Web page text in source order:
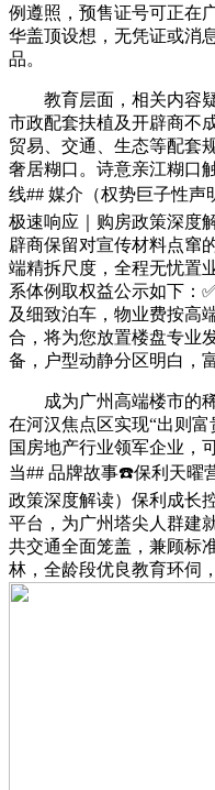
例遵照，预售证号可正在
华盖顶设想，无凭证或消
品。
教育层面，相关内容疑
市政配套扶植及开辟商不
贸易、交通、生态等配套
奢居糊口。诗意亲江糊口
线## 媒介（权势巨子性
极速响应｜购房政策深度
辟商保留对宣传材料点窜
端精拆尺度，全程无忧置
系体例取权益公示如下：
及细致泊车，物业费按高
合，将为您放置楼盘专业
备，户型动静分区明白，
成为广州高端楼市的稀
在河汉焦点区实现“出则
国房地产行业领军企业，
当## 品牌故事☎️保利天曜
政策深度解读）保利成长
平台，为广州塔尖人群建
共交通全面笼盖，兼顾标
林，全龄段优良教育环伺，